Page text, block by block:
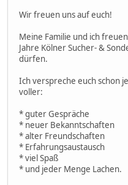
Wir freuen uns auf euch!
Meine Familie und ich
Jahre Kölner Sucher- &
dürfen.
Ich verspreche euch schon
voller:
* guter Gespräche
* neuer Bekanntschaften
* alter Freundschaften
* Erfahrungsaustausch
* viel Spaß
* und jeder Menge Lachen.